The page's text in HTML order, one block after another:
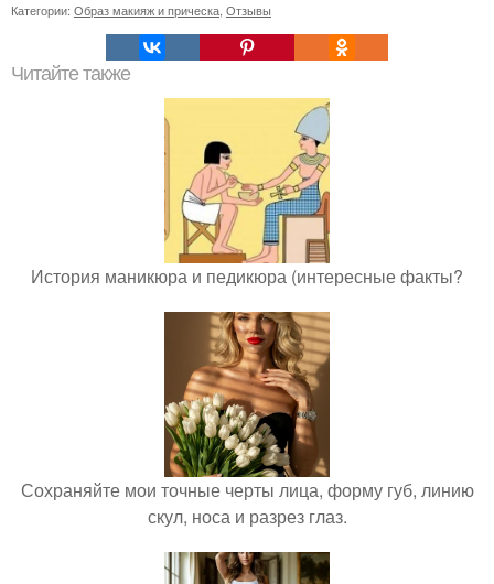
Категории: Образ макияж и прическа, Отзывы
Читайте также
История маникюра и педикюра (интересные факты?
Сохраняйте мои точные черты лица, форму губ, линию
скул, носа и разрез глаз.